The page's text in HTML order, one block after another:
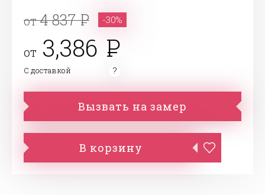
от4 837 -30%
от 3,386
С доставкой
Вызвать на замер
В корзину